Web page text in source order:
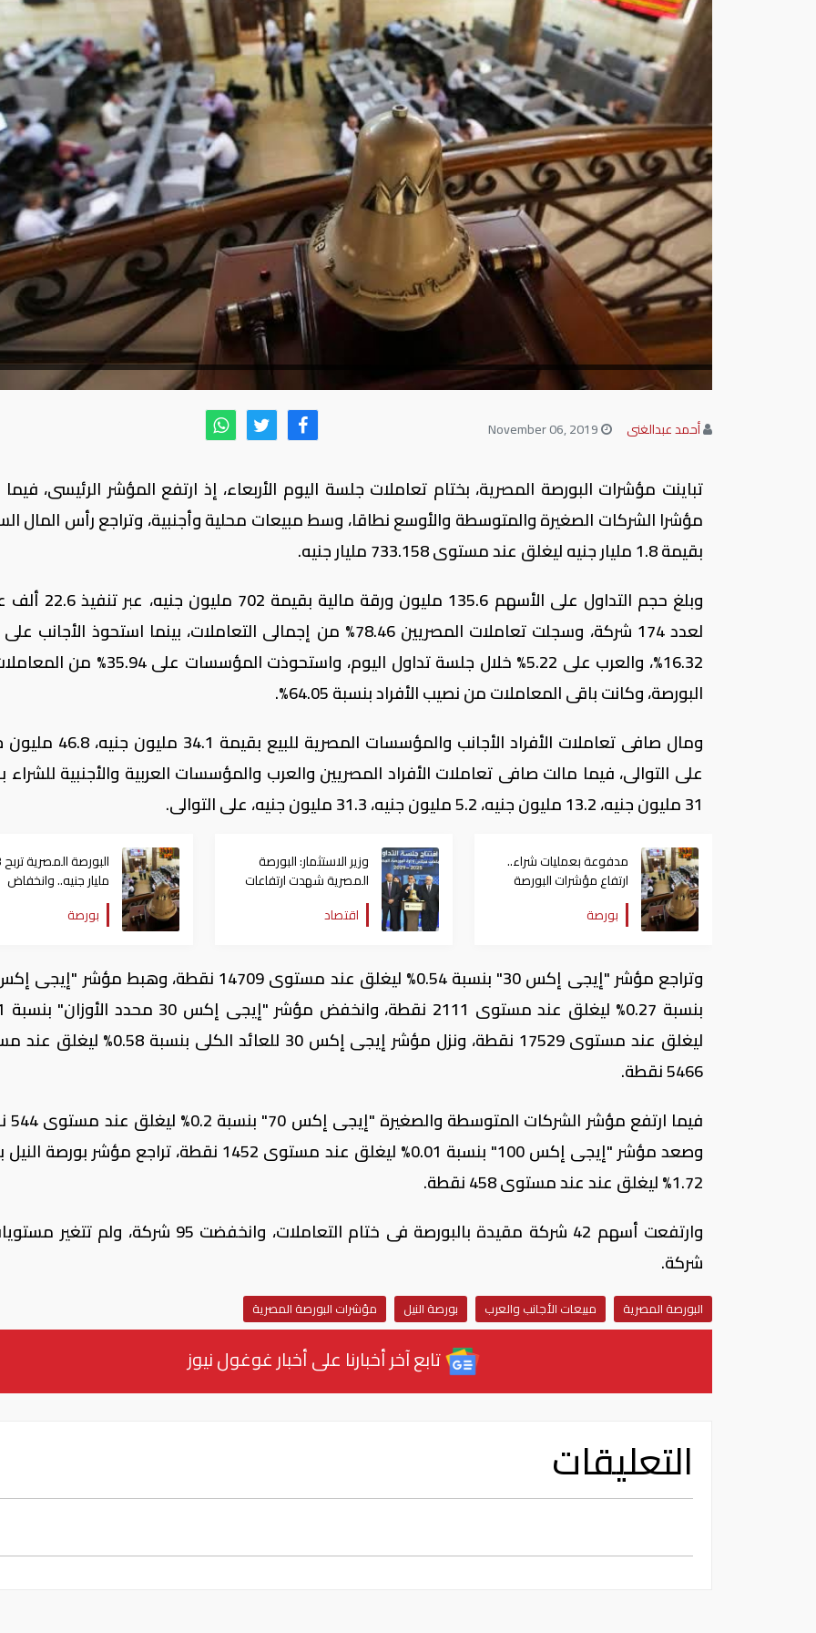
أحمد عبدالغنى
تباينت مؤشرات البورصة المصرية، بختام تعاملات جلسة اليوم الأربعاء، إذ ارتفع المؤشر الرئيسى، فيما
مؤشرا الشركات الصغيرة والمتوسطة والأوسع نطاقا، وسط مبيعات محلية وأجنبية، وتراجع رأس المال
بقيمة 1.8 مليار جنيه ليغلق عند مستوى 733.158 مليار جنيه.
وبلغ حجم التداول على الأسهم 135.6 مليون
لعدد 174 شركة، وسجلت تعاملات المصريين 78.46% من إجمالى التعاملات، بينما استحوذ
16.32%، والعرب على 5.22% خلال جلسة تداول اليوم، واستحوذت
البورصة، وكانت باقى المعاملات من نصيب الأفراد بنسبة 64.05%.
ومال صافى تعاملات الأفراد الأجانب والمؤسسات
على التوالى، فيما مالت صافى تعاملات الأفراد المصريين والعرب والمؤسسات العربية والأجنبية للشراء
31 مليون جنيه، 13.2 مليون جنيه، 5.2 مليون جنيه، 31.3 مليون جنيه، على التوالى.
مدفوعة بعمليات شراء..
ارتفاع مؤشرات البورصة
المصرية عند الإغلاق
بورصة
وزير الاستثمار: البورصة
المصرية شهدت ارتفاعات
تاريخية بسبب تحسن
الاقتصاد
اقتصاد
مليار جنيه.. وانخفاض
المؤشر العام البحريني
بورصة
ليغلق عند مستوى 17529 نقطة، ونزل مؤشر إيجى إكس 30 للعائد الكلى
5466 نقطة.
فيما ارتفع
وصعد مؤشر "إيجى إكس 100" بنسبة 0.01% ليغلق عند مستوى 1452 نقطة، تراجع مؤشر
1.72% ليغلق عند عند مستوى 458 نقطة.
شركة.
البورصة المصرية مبيعات الأجانب والعرب بورصة النيل مؤشرات البورصة المصرية
تابع آخر أخبارنا على أخبار غوغول نيوز
التعليقات